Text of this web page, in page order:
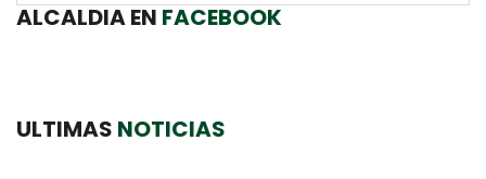
ALCALDIA EN FACEBOOK
ULTIMAS NOTICIAS